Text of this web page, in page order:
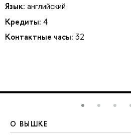
Язык: английский
Кредиты: 4
Контактные часы: 32
О ВЫШКЕ